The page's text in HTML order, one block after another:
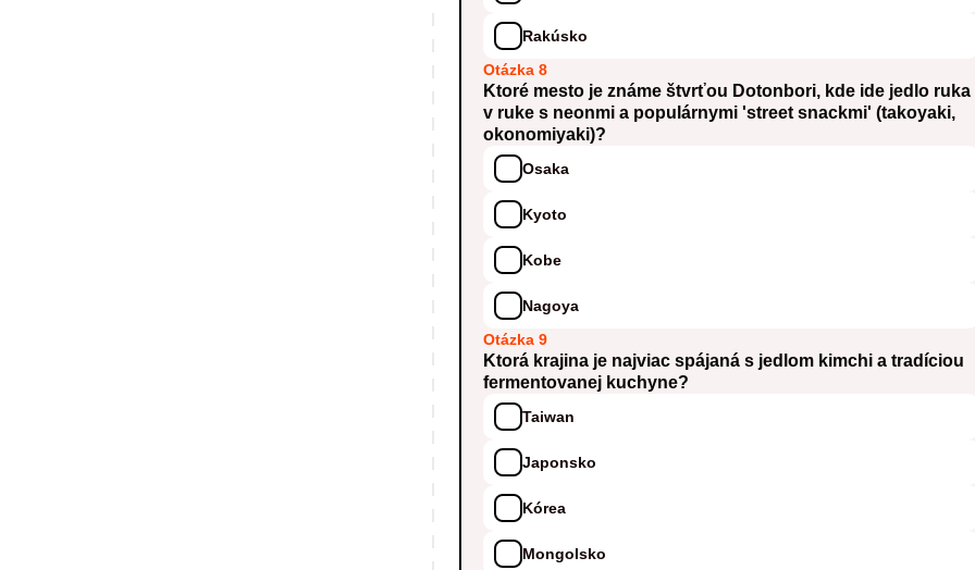
Rakúsko
Otázka 8
Ktoré mesto je známe štvrťou Dotonbori, kde ide jedlo ruka
v ruke s neonmi a populárnymi 'street snackmi' (takoyaki,
okonomiyaki)?
Osaka
Kyoto
Kobe
Nagoya
Otázka 9
Ktorá krajina je najviac spájaná s jedlom kimchi a tradíciou
fermentovanej kuchyne?
Taiwan
Japonsko
Kórea
Mongolsko